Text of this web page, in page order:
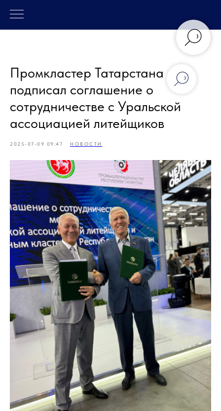
Промкластер Татарстана
подписал соглашение о
сотрудничестве с Уральской
ассоциацией литейщиков
2025-07-09 09:47 НОВОСТИ